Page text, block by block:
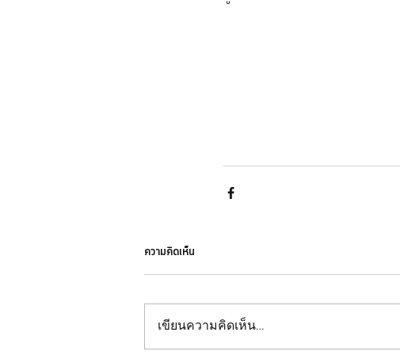
ความคิดเห็น
เขียนความคิดเห็น…